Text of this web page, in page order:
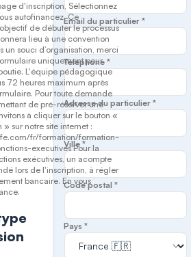
d'inscription, Sélectionnez
autofinancez. Ce
de débuter le processus
lieu à une convention
un souci d’organisation, merci
uniquement pour
L'équipe pédagogique
72 heures maximum après
Pour toute demande
de pré-réserver une
à cliquer sur le bouton «
» sur notre site internet :
fr/formation/formation-
executives Pour la
exécutives, un acompte
lors de l'inscription, à régler
bancaire. En vous
Email du particulier *
Téléphone *
Adresse du particulier *
Ville *
Code postal *
Pays *